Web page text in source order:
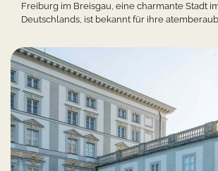
URLAUBSZIEL
München-Expedition: Enthüllung der
Sehenswürdigkeiten der
Yonca 14/01/2024 9 Min Read 0
Auf einer verzaubernden Reise durch das
entfaltete München seine kulturelle Vielfalt vor